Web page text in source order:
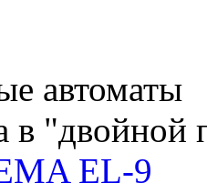
автоматы
в "двойной
EL-9